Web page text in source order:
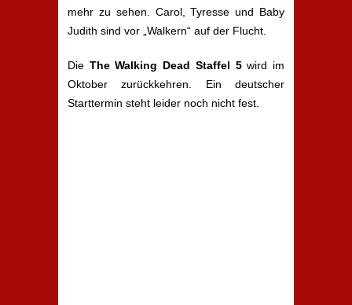
mehr zu sehen. Carol, Tyresse und Baby
Judith sind vor „Walkern“ auf der Flucht.
Die The Walking Dead Staffel 5wird im
Oktober zurückkehren. Ein deutscher
Starttermin steht leider noch nicht fest.